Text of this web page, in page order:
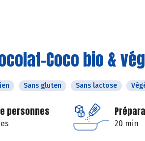
Coco bio &
Sans gluten Sans lactose
personnes
20 min